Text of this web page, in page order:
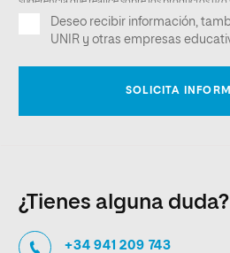
¿Tienes alguna duda?
+34 941 209 743